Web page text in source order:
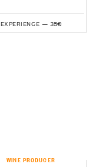
EXPERIENCE — 35€
WINE PRODUCER